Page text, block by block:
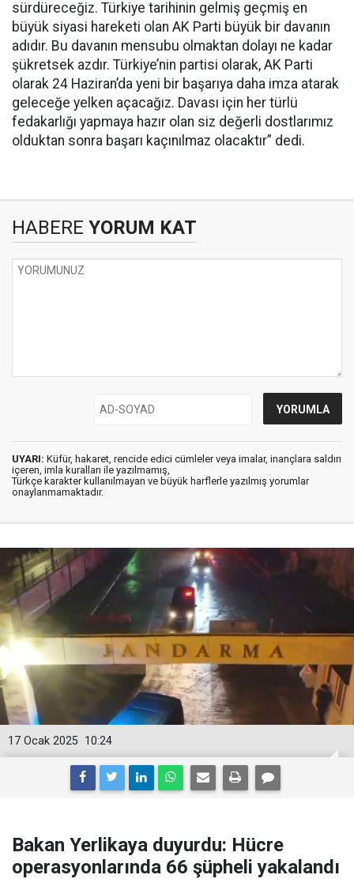
sürdüreceğiz. Türkiye tarihinin gelmiş geçmiş en
büyük siyasi hareketi olan AK Parti büyük bir davanın
adıdır. Bu davanın mensubu olmaktan dolayı ne kadar
şükretsek azdır. Türkiye’nin partisi olarak, AK Parti
olarak 24 Haziran’da yeni bir başarıya daha imza atarak
geleceğe yelken açacağız. Davası için her türlü
fedakarlığı yapmaya hazır olan siz değerli dostlarımız
olduktan sonra başarı kaçınılmaz olacaktır” dedi.
HABERE YORUM KAT
UYARI: Küfür, hakaret, rencide edici cümleler veya imalar, inançlara saldırı
içeren, imla kuralları ile yazılmamış,
Türkçe karakter kullanılmayan ve büyük harflerle yazılmış yorumlar
onaylanmamaktadır.
10:24
17 Ocak 2025
Bakan Yerlikaya duyurdu: Hücre
operasyonlarında 66 şüpheli yakalandı